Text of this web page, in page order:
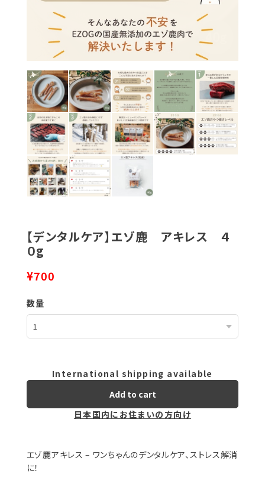
【デンタルケア】エゾ鹿 アキレス ４
０g
¥700
数量
International shipping available
Add to cart
日本国内にお住まいの方向け
エゾ鹿アキレス – ワンちゃんのデンタルケア、ストレス解消
に！